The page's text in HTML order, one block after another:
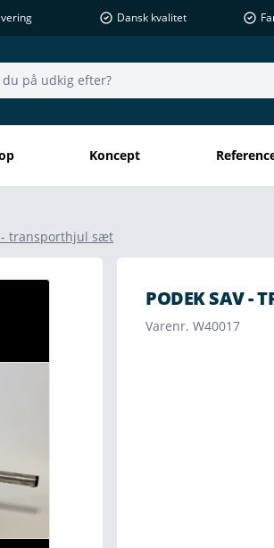
Dansk kvalitet
Koncept
- transporthjul sæt
PODEK SAV -
Varenr. W40017